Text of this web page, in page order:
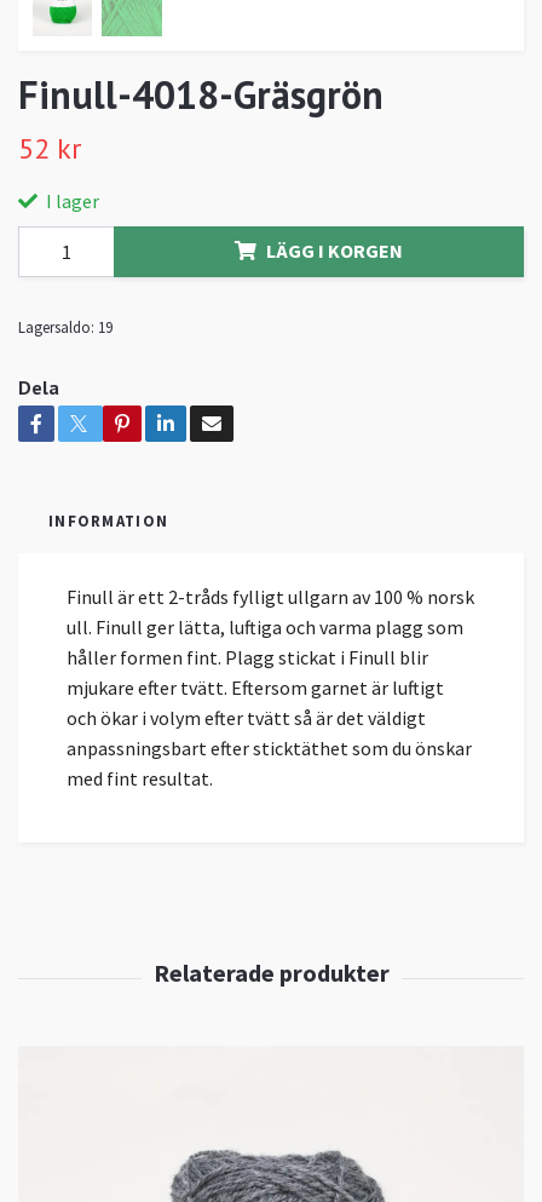
Finull-4018-Gräsgrön
52 kr
I lager
LÄGG I KORGEN
Lagersaldo: 19
Dela
INFORMATION
Finull är ett 2-tråds fylligt ullgarn av 100 % norsk
ull. Finull ger lätta, luftiga och varma plagg som
håller formen fint. Plagg stickat i Finull blir
mjukare efter tvätt. Eftersom garnet är luftigt
och ökar i volym efter tvätt så är det väldigt
anpassningsbart efter sticktäthet som du önskar
med fint resultat.